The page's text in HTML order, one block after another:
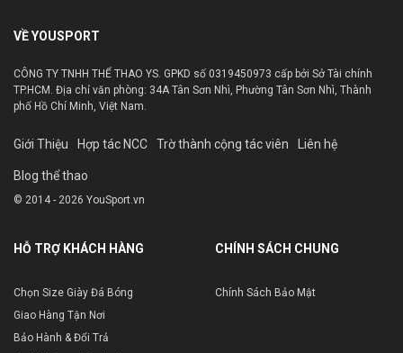
VỀ YOUSPORT
CÔNG TY TNHH THỂ THAO YS. GPKD số 0319450973 cấp bởi Sở Tài chính
TP.HCM. Địa chỉ văn phòng: 34A Tân Sơn Nhì, Phường Tân Sơn Nhì, Thành
phố Hồ Chí Minh, Việt Nam.
Giới Thiệu Hợp tác NCC Trờ thành cộng tác viên Liên hệ
Blog thể thao
© 2014 - 2026 YouSport.vn
HỖ TRỢ KHÁCH HÀNG
Chọn Size Giày Đá Bóng
Giao Hàng Tận Nơi
Bảo Hành & Đổi Trả
CHÍNH SÁCH CHUNG
Chính Sách Bảo Mật